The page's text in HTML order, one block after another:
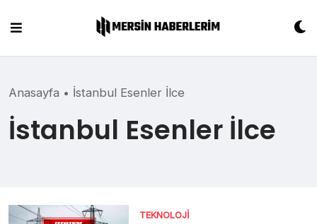
content
Anasayfa • İstanbul Esenler İlce
İstanbul Esenler İlce
TEKNOLOJI